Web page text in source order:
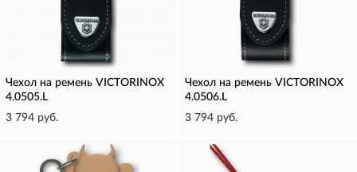
Чехол на ремень VICTORINOX
4.0505.L
3 794 руб.
Чехол на ремень VICTORINOX
4.0506.L
3 794 руб.